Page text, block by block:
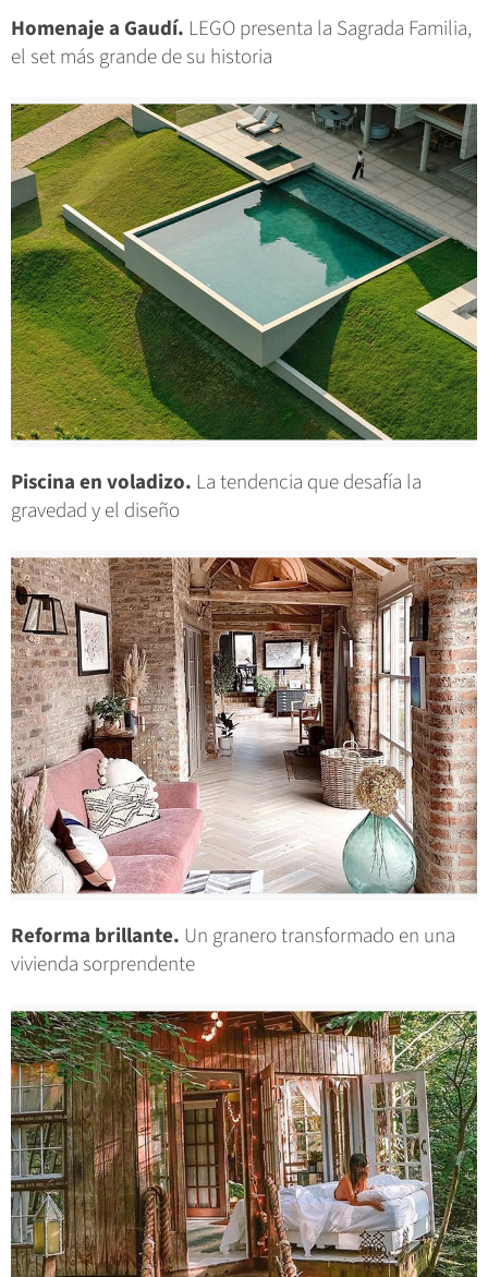
Homenaje a Gaudí. LEGO presenta la Sagrada Familia,
el set más grande de su historia
Piscina en voladizo. La tendencia que desafía la
gravedad y el diseño
Reforma brillante. Un granero transformado en una
vivienda sorprendente